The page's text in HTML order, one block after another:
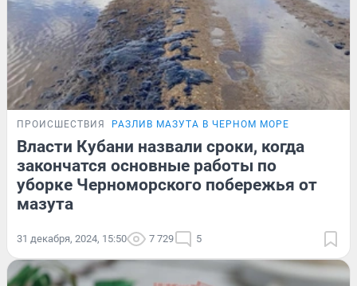
ПРОИСШЕСТВИЯ РАЗЛИВ МАЗУТА В ЧЕРНОМ МОРЕ
Власти Кубани назвали сроки, когда
закончатся основные работы по
уборке Черноморского побережья от
мазута
31 декабря, 2024, 15:50 7 729 5